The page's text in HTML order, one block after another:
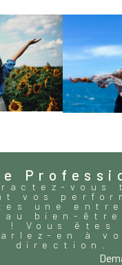
vous
vos
une
au bien-être
! Vous êtes
en à
direction.